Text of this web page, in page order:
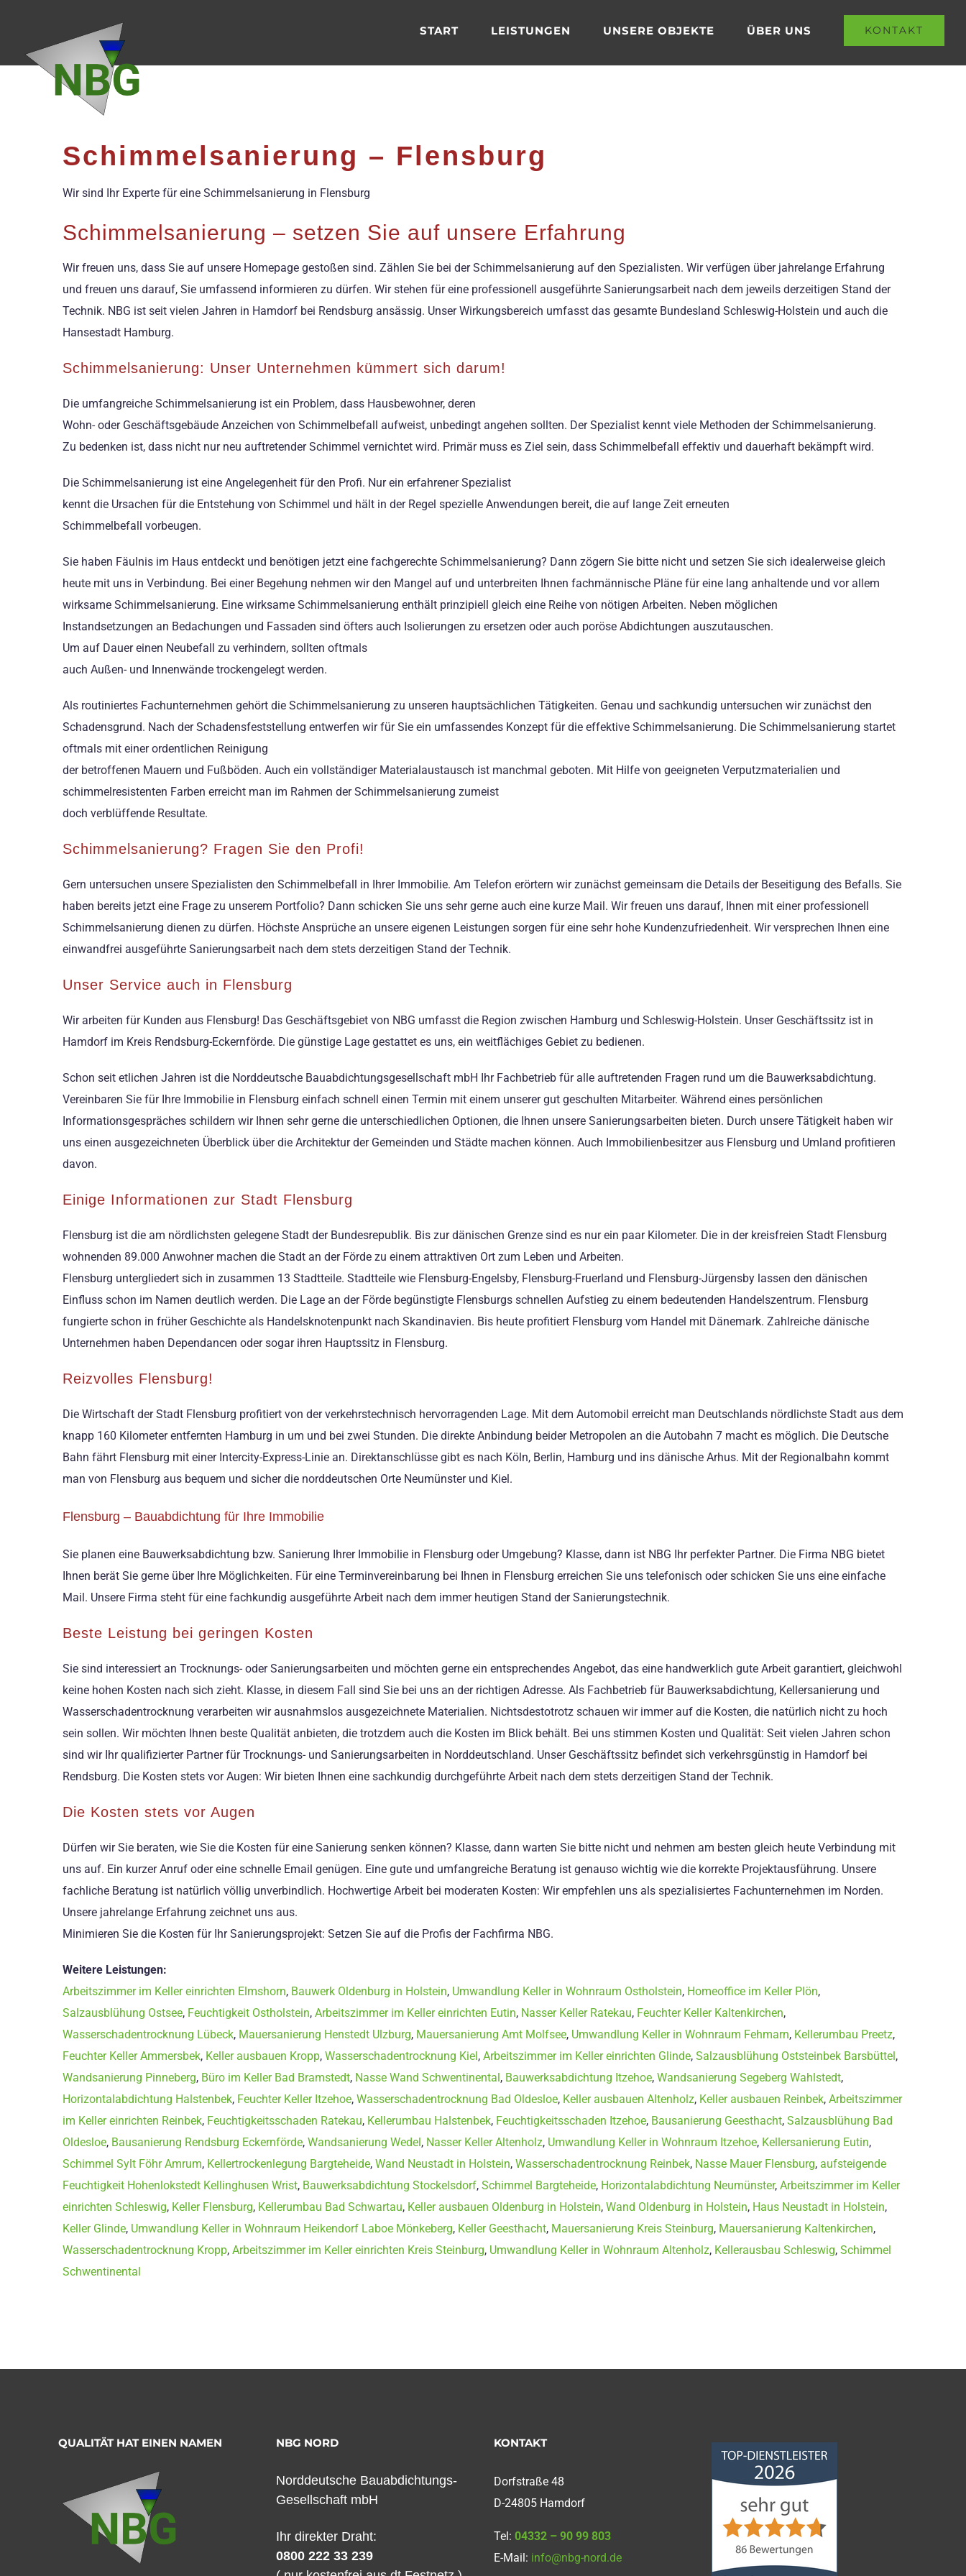
springen
START LEISTUNGEN UNSERE OBJEKTE ÜBER UNS KONTAKT
Schimmelsanierung – Flensburg
Wir sind Ihr Experte für eine Schimmelsanierung in Flensburg
Schimmelsanierung – setzen Sie auf unsere Erfahrung
Wir freuen uns, dass Sie auf unsere Homepage gestoßen sind. Zählen Sie bei der Schimmelsanierung auf den Spezialisten. Wir verfügen über jahrelange Erfahrung
und freuen uns darauf, Sie umfassend informieren zu dürfen. Wir stehen für eine professionell ausgeführte Sanierungsarbeit nach dem jeweils derzeitigen Stand der
Technik. NBG ist seit vielen Jahren in Hamdorf bei Rendsburg ansässig. Unser Wirkungsbereich umfasst das gesamte Bundesland Schleswig-Holstein und auch die
Hansestadt Hamburg.
Schimmelsanierung: Unser Unternehmen kümmert sich darum!
Die umfangreiche Schimmelsanierung ist ein Problem, dass Hausbewohner, deren
Wohn- oder Geschäftsgebäude Anzeichen von Schimmelbefall aufweist, unbedingt angehen sollten. Der Spezialist kennt viele Methoden der Schimmelsanierung.
Zu bedenken ist, dass nicht nur neu auftretender Schimmel vernichtet wird. Primär muss es Ziel sein, dass Schimmelbefall effektiv und dauerhaft bekämpft wird.
Die Schimmelsanierung ist eine Angelegenheit für den Profi. Nur ein erfahrener Spezialist
kennt die Ursachen für die Entstehung von Schimmel und hält in der Regel spezielle Anwendungen bereit, die auf lange Zeit erneuten
Schimmelbefall vorbeugen.
Sie haben Fäulnis im Haus entdeckt und benötigen jetzt eine fachgerechte Schimmelsanierung? Dann zögern Sie bitte nicht und setzen Sie sich idealerweise gleich
heute mit uns in Verbindung. Bei einer Begehung nehmen wir den Mangel auf und unterbreiten Ihnen fachmännische Pläne für eine lang anhaltende und vor allem
wirksame Schimmelsanierung. Eine wirksame Schimmelsanierung enthält prinzipiell gleich eine Reihe von nötigen Arbeiten. Neben möglichen
Instandsetzungen an Bedachungen und Fassaden sind öfters auch Isolierungen zu ersetzen oder auch poröse Abdichtungen auszutauschen.
Um auf Dauer einen Neubefall zu verhindern, sollten oftmals
auch Außen- und Innenwände trockengelegt werden.
Als routiniertes Fachunternehmen gehört die Schimmelsanierung zu unseren hauptsächlichen Tätigkeiten. Genau und sachkundig untersuchen wir zunächst den
Schadensgrund. Nach der Schadensfeststellung entwerfen wir für Sie ein umfassendes Konzept für die effektive Schimmelsanierung. Die Schimmelsanierung startet
oftmals mit einer ordentlichen Reinigung
der betroffenen Mauern und Fußböden. Auch ein vollständiger Materialaustausch ist manchmal geboten. Mit Hilfe von geeigneten Verputzmaterialien und
schimmelresistenten Farben erreicht man im Rahmen der Schimmelsanierung zumeist
doch verblüffende Resultate.
Schimmelsanierung? Fragen Sie den Profi!
Gern untersuchen unsere Spezialisten den Schimmelbefall in Ihrer Immobilie. Am Telefon erörtern wir zunächst gemeinsam die Details der Beseitigung des Befalls. Sie
haben bereits jetzt eine Frage zu unserem Portfolio? Dann schicken Sie uns sehr gerne auch eine kurze Mail. Wir freuen uns darauf, Ihnen mit einer professionell
Schimmelsanierung dienen zu dürfen. Höchste Ansprüche an unsere eigenen Leistungen sorgen für eine sehr hohe Kundenzufriedenheit. Wir versprechen Ihnen eine
einwandfrei ausgeführte Sanierungsarbeit nach dem stets derzeitigen Stand der Technik.
Unser Service auch in Flensburg
Wir arbeiten für Kunden aus Flensburg! Das Geschäftsgebiet von NBG umfasst die Region zwischen Hamburg und Schleswig-Holstein. Unser Geschäftssitz ist in
Hamdorf im Kreis Rendsburg-Eckernförde. Die günstige Lage gestattet es uns, ein weitflächiges Gebiet zu bedienen.
Schon seit etlichen Jahren ist die Norddeutsche Bauabdichtungsgesellschaft mbH Ihr Fachbetrieb für alle auftretenden Fragen rund um die Bauwerksabdichtung.
Vereinbaren Sie für Ihre Immobilie in Flensburg einfach schnell einen Termin mit einem unserer gut geschulten Mitarbeiter. Während eines persönlichen
Informationsgespräches schildern wir Ihnen sehr gerne die unterschiedlichen Optionen, die Ihnen unsere Sanierungsarbeiten bieten. Durch unsere Tätigkeit haben wir
uns einen ausgezeichneten Überblick über die Architektur der Gemeinden und Städte machen können. Auch Immobilienbesitzer aus Flensburg und Umland profitieren
davon.
Einige Informationen zur Stadt Flensburg
Flensburg ist die am nördlichsten gelegene Stadt der Bundesrepublik. Bis zur dänischen Grenze sind es nur ein paar Kilometer. Die in der kreisfreien Stadt Flensburg
wohnenden 89.000 Anwohner machen die Stadt an der Förde zu einem attraktiven Ort zum Leben und Arbeiten.
Flensburg untergliedert sich in zusammen 13 Stadtteile. Stadtteile wie Flensburg-Engelsby, Flensburg-Fruerland und Flensburg-Jürgensby lassen den dänischen
Einfluss schon im Namen deutlich werden. Die Lage an der Förde begünstigte Flensburgs schnellen Aufstieg zu einem bedeutenden Handelszentrum. Flensburg
fungierte schon in früher Geschichte als Handelsknotenpunkt nach Skandinavien. Bis heute profitiert Flensburg vom Handel mit Dänemark. Zahlreiche dänische
Unternehmen haben Dependancen oder sogar ihren Hauptssitz in Flensburg.
Reizvolles Flensburg!
Die Wirtschaft der Stadt Flensburg profitiert von der verkehrstechnisch hervorragenden Lage. Mit dem Automobil erreicht man Deutschlands nördlichste Stadt aus dem
knapp 160 Kilometer entfernten Hamburg in um und bei zwei Stunden. Die direkte Anbindung beider Metropolen an die Autobahn 7 macht es möglich. Die Deutsche
Bahn fährt Flensburg mit einer Intercity-Express-Linie an. Direktanschlüsse gibt es nach Köln, Berlin, Hamburg und ins dänische Arhus. Mit der Regionalbahn kommt
man von Flensburg aus bequem und sicher die norddeutschen Orte Neumünster und Kiel.
Flensburg – Bauabdichtung für Ihre Immobilie
Sie planen eine Bauwerksabdichtung bzw. Sanierung Ihrer Immobilie in Flensburg oder Umgebung? Klasse, dann ist NBG Ihr perfekter Partner. Die Firma NBG bietet
Ihnen berät Sie gerne über Ihre Möglichkeiten. Für eine Terminvereinbarung bei Ihnen in Flensburg erreichen Sie uns telefonisch oder schicken Sie uns eine einfache
Mail. Unsere Firma steht für eine fachkundig ausgeführte Arbeit nach dem immer heutigen Stand der Sanierungstechnik.
Beste Leistung bei geringen Kosten
Sie sind interessiert an Trocknungs- oder Sanierungsarbeiten und möchten gerne ein entsprechendes Angebot, das eine handwerklich gute Arbeit garantiert, gleichwohl
keine hohen Kosten nach sich zieht. Klasse, in diesem Fall sind Sie bei uns an der richtigen Adresse. Als Fachbetrieb für Bauwerksabdichtung, Kellersanierung und
Wasserschadentrocknung verarbeiten wir ausnahmslos ausgezeichnete Materialien. Nichtsdestotrotz schauen wir immer auf die Kosten, die natürlich nicht zu hoch
sein sollen. Wir möchten Ihnen beste Qualität anbieten, die trotzdem auch die Kosten im Blick behält. Bei uns stimmen Kosten und Qualität: Seit vielen Jahren schon
sind wir Ihr qualifizierter Partner für Trocknungs- und Sanierungsarbeiten in Norddeutschland. Unser Geschäftssitz befindet sich verkehrsgünstig in Hamdorf bei
Rendsburg. Die Kosten stets vor Augen: Wir bieten Ihnen eine sachkundig durchgeführte Arbeit nach dem stets derzeitigen Stand der Technik.
Die Kosten stets vor Augen
Dürfen wir Sie beraten, wie Sie die Kosten für eine Sanierung senken können? Klasse, dann warten Sie bitte nicht und nehmen am besten gleich heute Verbindung mit
uns auf. Ein kurzer Anruf oder eine schnelle Email genügen. Eine gute und umfangreiche Beratung ist genauso wichtig wie die korrekte Projektausführung. Unsere
fachliche Beratung ist natürlich völlig unverbindlich. Hochwertige Arbeit bei moderaten Kosten: Wir empfehlen uns als spezialisiertes Fachunternehmen im Norden.
Unsere jahrelange Erfahrung zeichnet uns aus.
Minimieren Sie die Kosten für Ihr Sanierungsprojekt: Setzen Sie auf die Profis der Fachfirma NBG.
Weitere Leistungen:
Arbeitszimmer im Keller einrichten Elmshorn, Bauwerk Oldenburg in Holstein, Umwandlung Keller in Wohnraum Ostholstein, Homeoffice im Keller Plön,
Salzausblühung Ostsee, Feuchtigkeit Ostholstein, Arbeitszimmer im Keller einrichten Eutin, Nasser Keller Ratekau, Feuchter Keller Kaltenkirchen,
Wasserschadentrocknung Lübeck, Mauersanierung Henstedt Ulzburg, Mauersanierung Amt Molfsee, Umwandlung Keller in Wohnraum Fehmarn, Kellerumbau Preetz,
Feuchter Keller Ammersbek, Keller ausbauen Kropp, Wasserschadentrocknung Kiel, Arbeitszimmer im Keller einrichten Glinde, Salzausblühung Oststeinbek Barsbüttel,
Wandsanierung Pinneberg, Büro im Keller Bad Bramstedt, Nasse Wand Schwentinental, Bauwerksabdichtung Itzehoe, Wandsanierung Segeberg Wahlstedt,
Horizontalabdichtung Halstenbek, Feuchter Keller Itzehoe, Wasserschadentrocknung Bad Oldesloe, Keller ausbauen Altenholz, Keller ausbauen Reinbek, Arbeitszimmer
im Keller einrichten Reinbek, Feuchtigkeitsschaden Ratekau, Kellerumbau Halstenbek, Feuchtigkeitsschaden Itzehoe, Bausanierung Geesthacht, Salzausblühung Bad
Oldesloe, Bausanierung Rendsburg Eckernförde, Wandsanierung Wedel, Nasser Keller Altenholz, Umwandlung Keller in Wohnraum Itzehoe, Kellersanierung Eutin,
Schimmel Sylt Föhr Amrum, Kellertrockenlegung Bargteheide, Wand Neustadt in Holstein, Wasserschadentrocknung Reinbek, Nasse Mauer Flensburg, aufsteigende
Feuchtigkeit Hohenlokstedt Kellinghusen Wrist, Bauwerksabdichtung Stockelsdorf, Schimmel Bargteheide, Horizontalabdichtung Neumünster, Arbeitszimmer im Keller
einrichten Schleswig, Keller Flensburg, Kellerumbau Bad Schwartau, Keller ausbauen Oldenburg in Holstein, Wand Oldenburg in Holstein, Haus Neustadt in Holstein,
Keller Glinde, Umwandlung Keller in Wohnraum Heikendorf Laboe Mönkeberg, Keller Geesthacht, Mauersanierung Kreis Steinburg, Mauersanierung Kaltenkirchen,
Wasserschadentrocknung Kropp, Arbeitszimmer im Keller einrichten Kreis Steinburg, Umwandlung Keller in Wohnraum Altenholz, Kellerausbau Schleswig, Schimmel
Schwentinental
QUALITÄT HAT EINEN NAMEN NBG NORD
Norddeutsche Bauabdichtungs-
Gesellschaft mbH
Ihr direkter Draht:
0800 222 33 239
KONTAKT
Dorfstraße 48
D-24805 Hamdorf
Tel: 04332 – 90 99 803
E-Mail: info@nbg-nord.de
Norddeutsche
Bauabdichtungsgesellschaft
mbH
von 5
86Bewertungen